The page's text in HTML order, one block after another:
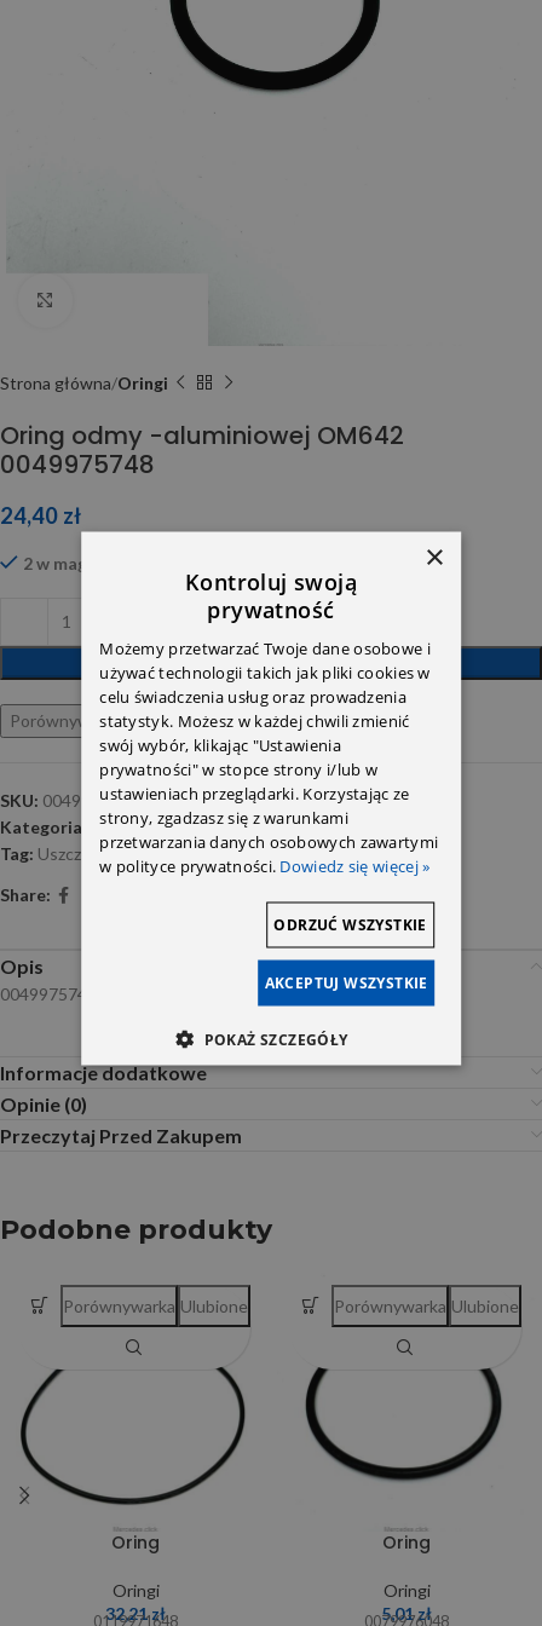
Strona główna Oringi
Oring odmy -aluminiowej OM642
0049975748
24,40 zł
2 w magazynie
DODAJ DO KOSZYKA
Porównywarka Ulubione
SKU: 0049975748
Kategoria:
Oringi
Tag: Uszczelnienia-OM642
Share:
Opis
0049975748
Informacje dodatkowe
Opinie (0)
Przeczytaj Przed Zakupem
Podobne produkty
Oring
Oringi
32,21zł
0119971648
Porównywarka Ulubione
Oring
Oringi
5,01zł
0079976048
Porównywarka Ulubione
×
Kontroluj swoją
prywatność
Możemy przetwarzać Twoje dane osobowe i
używać technologii takich jak pliki cookies w
celu świadczenia usług oraz prowadzenia
statystyk. Możesz w każdej chwili zmienić
swój wybór, klikając "Ustawienia
prywatności" w stopce strony i/lub w
ustawieniach przeglądarki. Korzystając ze
strony, zgadzasz się z warunkami
przetwarzania danych osobowych zawartymi
w polityce prywatności. Dowiedz się więcej »
AKCEPTUJ WSZYSTKIE
ODRZUĆ WSZYSTKIE
POKAŻ SZCZEGÓŁY